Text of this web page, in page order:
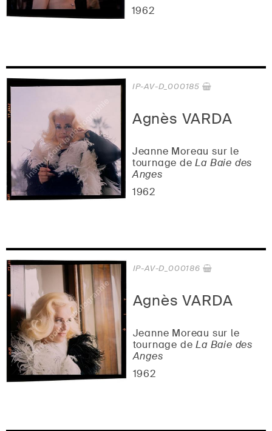
1962
Agnès VARDA
Jeanne Moreau sur le
tournage deLa Baie des
Anges
1962
IP-AV-D_000185
Agnès VARDA
Jeanne Moreau sur le
tournage deLa Baie des
Anges
1962
IP-AV-D_000186